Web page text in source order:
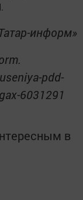
информ»
pdd-
6031291
в